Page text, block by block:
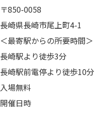
〒850-0058
長崎県長崎市尾上町4-1
＜最寄駅からの所要時間＞
長崎駅より徒歩3分
長崎駅前電停より徒歩10分
入場無料
開催日時